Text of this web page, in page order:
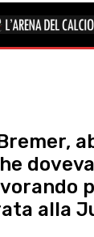
alla